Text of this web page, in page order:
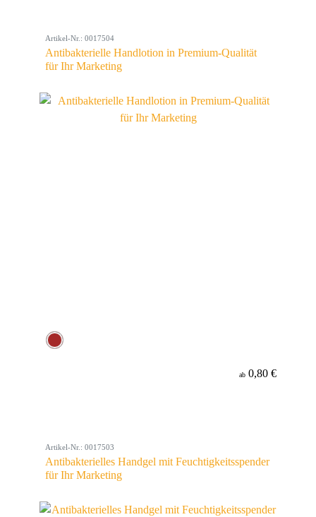
Artikel-Nr.: 0017504
Antibakterielle Handlotion in Premium-Qualität
für Ihr Marketing
ab 0,80 €
Artikel-Nr.: 0017503
Antibakterielles Handgel mit Feuchtigkeitsspender
für Ihr Marketing